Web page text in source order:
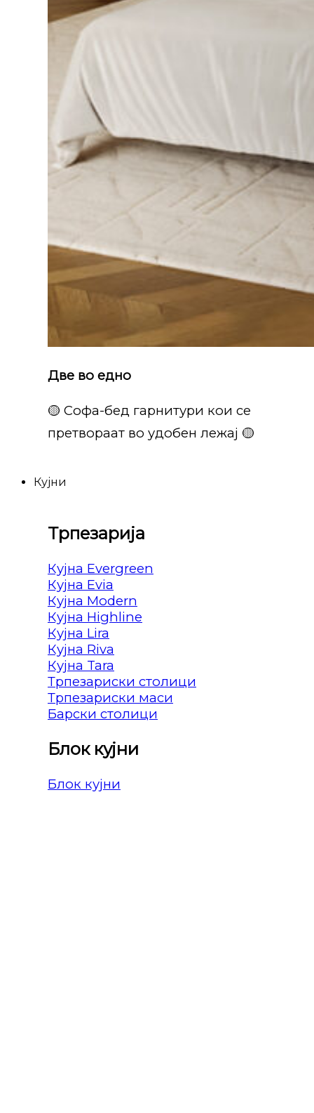
Две во едно
🟡 Софа-бед гарнитури кои се
претвораат во удобен лежај 🟡
Кујни
Трпезарија
Кујна Evergreen
Кујна Evia
Кујна Modern
Кујна Highline
Кујна Lira
Кујна Riva
Кујна Tara
Трпезариски столици
Трпезариски маси
Барски столици
Блок кујни
Блок кујни